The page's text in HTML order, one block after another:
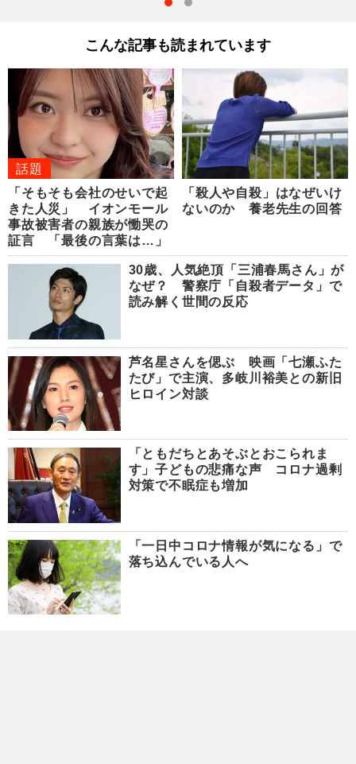
こんな記事も読まれています
話題
「そもそも会社のせいで起
きた人災」 イオンモール
事故被害者の親族が慟哭の
証言 「最後の言葉は…」
「殺人や自殺」はなぜいけ
ないのか 養老先生の回答
30歳、人気絶頂「三浦春馬さん」が
なぜ？ 警察庁「自殺者データ」で
読み解く世間の反応
芦名星さんを偲ぶ 映画「七瀬ふた
たび」で主演、多岐川裕美との新旧
ヒロイン対談
「ともだちとあそぶとおこられま
す」子どもの悲痛な声 コロナ過剰
対策で不眠症も増加
「一日中コロナ情報が気になる」で
落ち込んでいる人へ